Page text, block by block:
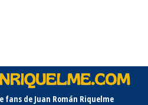
fans de Juan Román Riquelme